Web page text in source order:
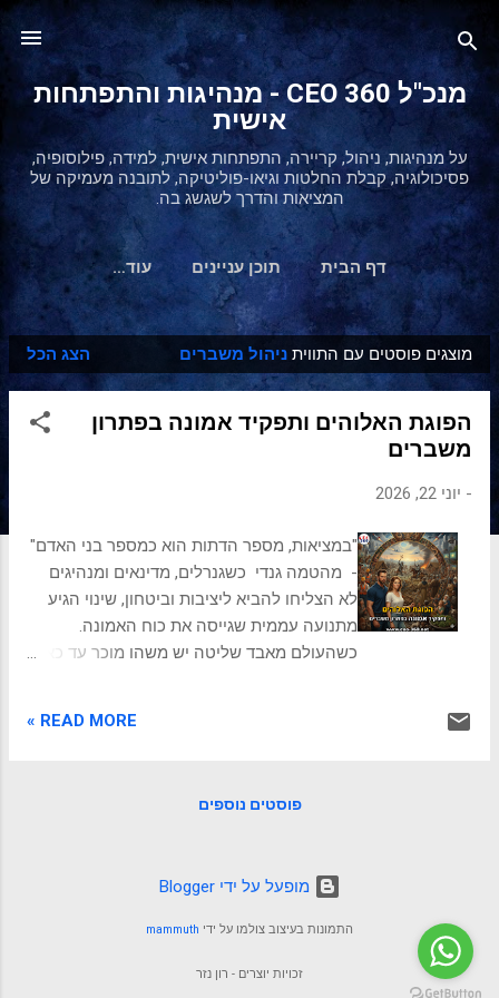
דילוג לתוכן הראשי
מנכ"ל 360 CEO - מנהיגות והתפתחות
אישית
על מנהיגות, ניהול, קריירה, התפתחות אישית, למידה, פילוסופיה,
פסיכולוגיה, קבלת החלטות וגיאו-פוליטיקה, לתובנה מעמיקה של
המציאות והדרך לשגשג בה.
דף הבית תוכן עניינים ‏עוד…
ר
ש
מוצגים פוסטים עם התווית ניהול משברים הצג הכל
הפוגת האלוהים ותפקיד אמונה בפתרון
משברים
- יוני 22, 2026
"במציאות, מספר הדתות הוא כמספר בני האדם"
- מהטמה גנדי כשגנרלים, מדינאים ומנהיגים
לא הצליחו להביא ליציבות וביטחון, שינוי הגיע
מתנועה עממית שגייסה את כוח האמונה.
כשהעולם מאבד שליטה יש משהו מוכר עד כאב
האימפריה הגדולה (הקרולינגית) קרסה, הסדר
אפשר לסמוך, ומתי יגיע המשבר הבא. רבים
פתאומי במקום העבודה, טלטלה במבנה
המשפחתי, או העומס הקוגניטיבי הבלתי נסבל
הקרקע נשמטת, והחוקים שהכרנו כבר לא
READ MORE »
פוסטים נוספים
‏מופעל על ידי Blogger
התמונות בעיצוב צולמו על ידי mammuth
זכויות יוצרים - רון נזר